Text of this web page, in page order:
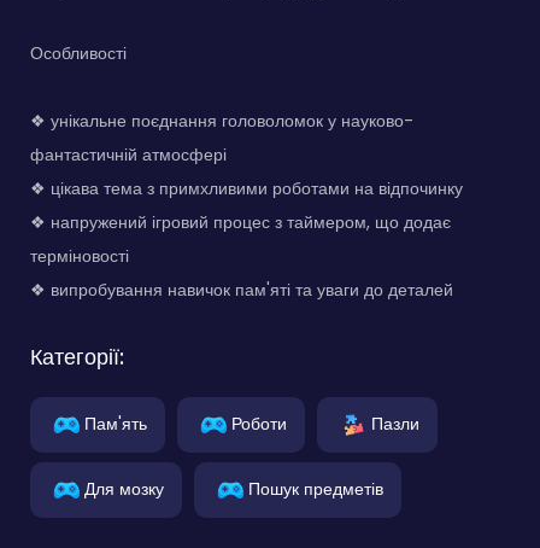
Особливості
❖ унікальне поєднання головоломок у науково-
фантастичній атмосфері
❖ цікава тема з примхливими роботами на відпочинку
❖ напружений ігровий процес з таймером, що додає
терміновості
❖ випробування навичок пам'яті та уваги до деталей
Категорії:
Пам'ять Роботи Пазли
Для мозку Пошук предметів